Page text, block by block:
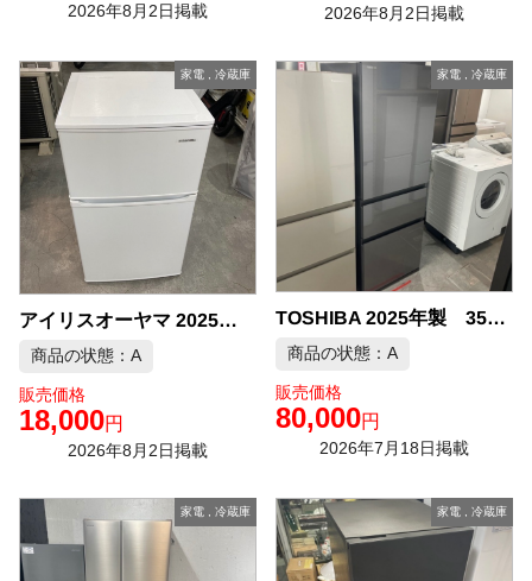
2026年8月2日掲載 2026年8月2日掲載
家電, 冷蔵庫
アイリスオーヤマ 2025年製 冷蔵庫 中古品販売
商品の状態：A
販売価格
18,000円
2026年8月2日掲載
家電 冷蔵庫
TOSHIBA 2025年製 356L 3ドア 冷凍冷蔵庫 中古品販売
商品の状態：A
販売価格
80,000円
2026年7月18日掲載
家電, 冷蔵庫 家電 冷蔵庫